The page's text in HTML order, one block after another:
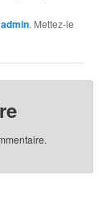
admin. Mettez-le